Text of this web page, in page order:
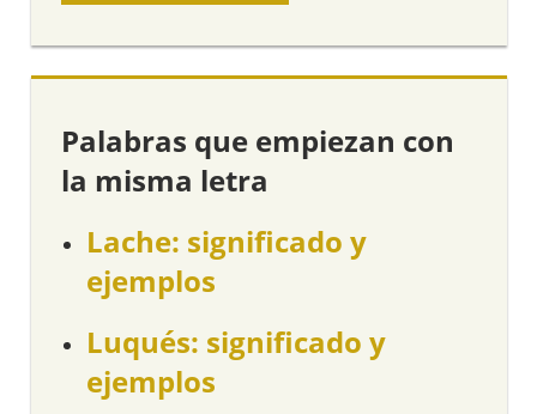
Palabras que empiezan con
la misma letra
Lache: significado y
ejemplos
Luqués: significado y
ejemplos